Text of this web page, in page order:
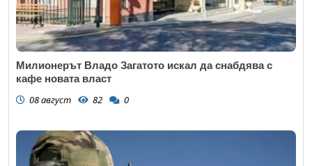
Милионерът Владо Загатото искал да снабдява с
кафе новата власт
08 август 82 0